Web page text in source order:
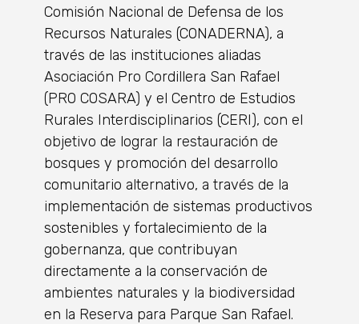
Comisión Nacional de Defensa de los
Recursos Naturales (CONADERNA), a
través de las instituciones aliadas
Asociación Pro Cordillera San Rafael
(PRO COSARA) y el Centro de Estudios
Rurales Interdisciplinarios (CERI), con el
objetivo de lograr la restauración de
bosques y promoción del desarrollo
comunitario alternativo, a través de la
implementación de sistemas productivos
sostenibles y fortalecimiento de la
gobernanza, que contribuyan
directamente a la conservación de
ambientes naturales y la biodiversidad
en la Reserva para Parque San Rafael.